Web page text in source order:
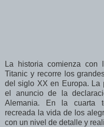
La historia comienza con
Titanic y recorre los
del siglo XX en Europa. La
el anuncio de la
Alemania. En la cuarta
recreada la vida de los
con un nivel de detalle y